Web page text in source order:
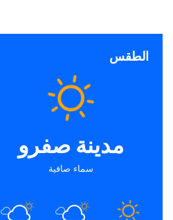
الطقس
مدينة صفرو
سماء صافية